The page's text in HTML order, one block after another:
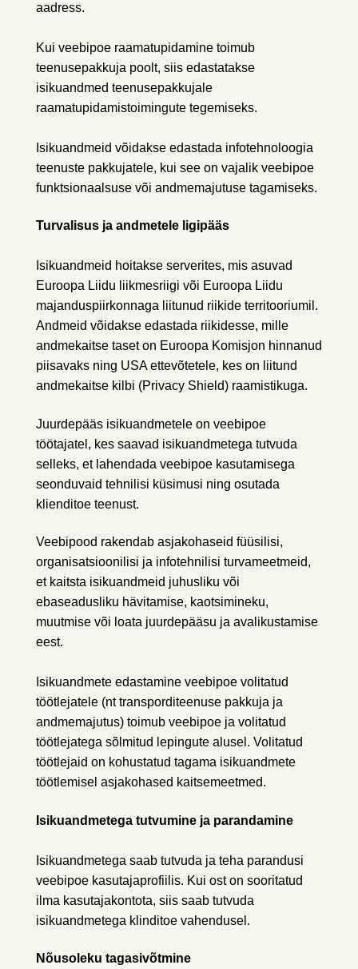
aadress.
Kui veebipoe raamatupidamine toimub
teenusepakkuja poolt, siis edastatakse
isikuandmed teenusepakkujale
raamatupidamistoimingute tegemiseks.
Isikuandmeid võidakse edastada infotehnoloogia
teenuste pakkujatele, kui see on vajalik veebipoe
funktsionaalsuse või andmemajutuse tagamiseks.
Turvalisus ja andmetele ligipääs
Isikuandmeid hoitakse serverites, mis asuvad
Euroopa Liidu liikmesriigi või Euroopa Liidu
majanduspiirkonnaga liitunud riikide territooriumil.
Andmeid võidakse edastada riikidesse, mille
andmekaitse taset on Euroopa Komisjon hinnanud
piisavaks ning USA ettevõtetele, kes on liitund
andmekaitse kilbi (Privacy Shield) raamistikuga.
Juurdepääs isikuandmetele on veebipoe
töötajatel, kes saavad isikuandmetega tutvuda
selleks, et lahendada veebipoe kasutamisega
seonduvaid tehnilisi küsimusi ning osutada
klienditoe teenust.
Veebipood rakendab asjakohaseid füüsilisi,
organisatsioonilisi ja infotehnilisi turvameetmeid,
et kaitsta isikuandmeid juhusliku või
ebaseadusliku hävitamise, kaotsimineku,
muutmise või loata juurdepääsu ja avalikustamise
eest.
Isikuandmete edastamine veebipoe volitatud
töötlejatele (nt transporditeenuse pakkuja ja
andmemajutus) toimub veebipoe ja volitatud
töötlejatega sõlmitud lepingute alusel. Volitatud
töötlejaid on kohustatud tagama isikuandmete
töötlemisel asjakohased kaitsemeetmed.
Isikuandmetega tutvumine ja parandamine
Isikuandmetega saab tutvuda ja teha parandusi
veebipoe kasutajaprofiilis. Kui ost on sooritatud
ilma kasutajakontota, siis saab tutvuda
isikuandmetega klinditoe vahendusel.
Nõusoleku tagasivõtmine